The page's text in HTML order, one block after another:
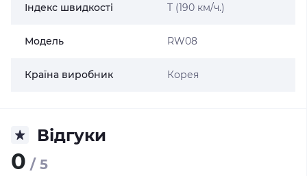
Індекс швидкості T (190 км/ч.)
Модель RW08
Країна виробник Корея
Відгуки
0 / 5